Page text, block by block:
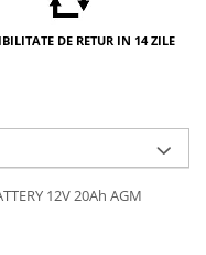
DE RETUR IN 14 ZILE
12V 20Ah AGM